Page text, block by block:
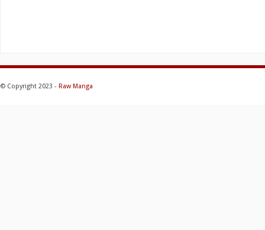
© Copyright 2023 - Raw Manga